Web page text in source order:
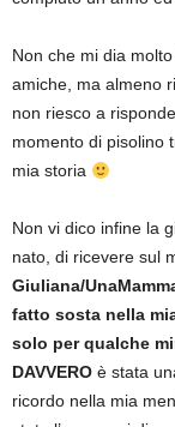
Non che mi dia
amiche, ma almeno
non riesco a
momento di pisolino
mia storia
Non vi dico infine la
nato, di ricevere sul
Giuliana/
fatto sosta nella
solo per qualche
DAVVERO è stata
ricordo nella mia